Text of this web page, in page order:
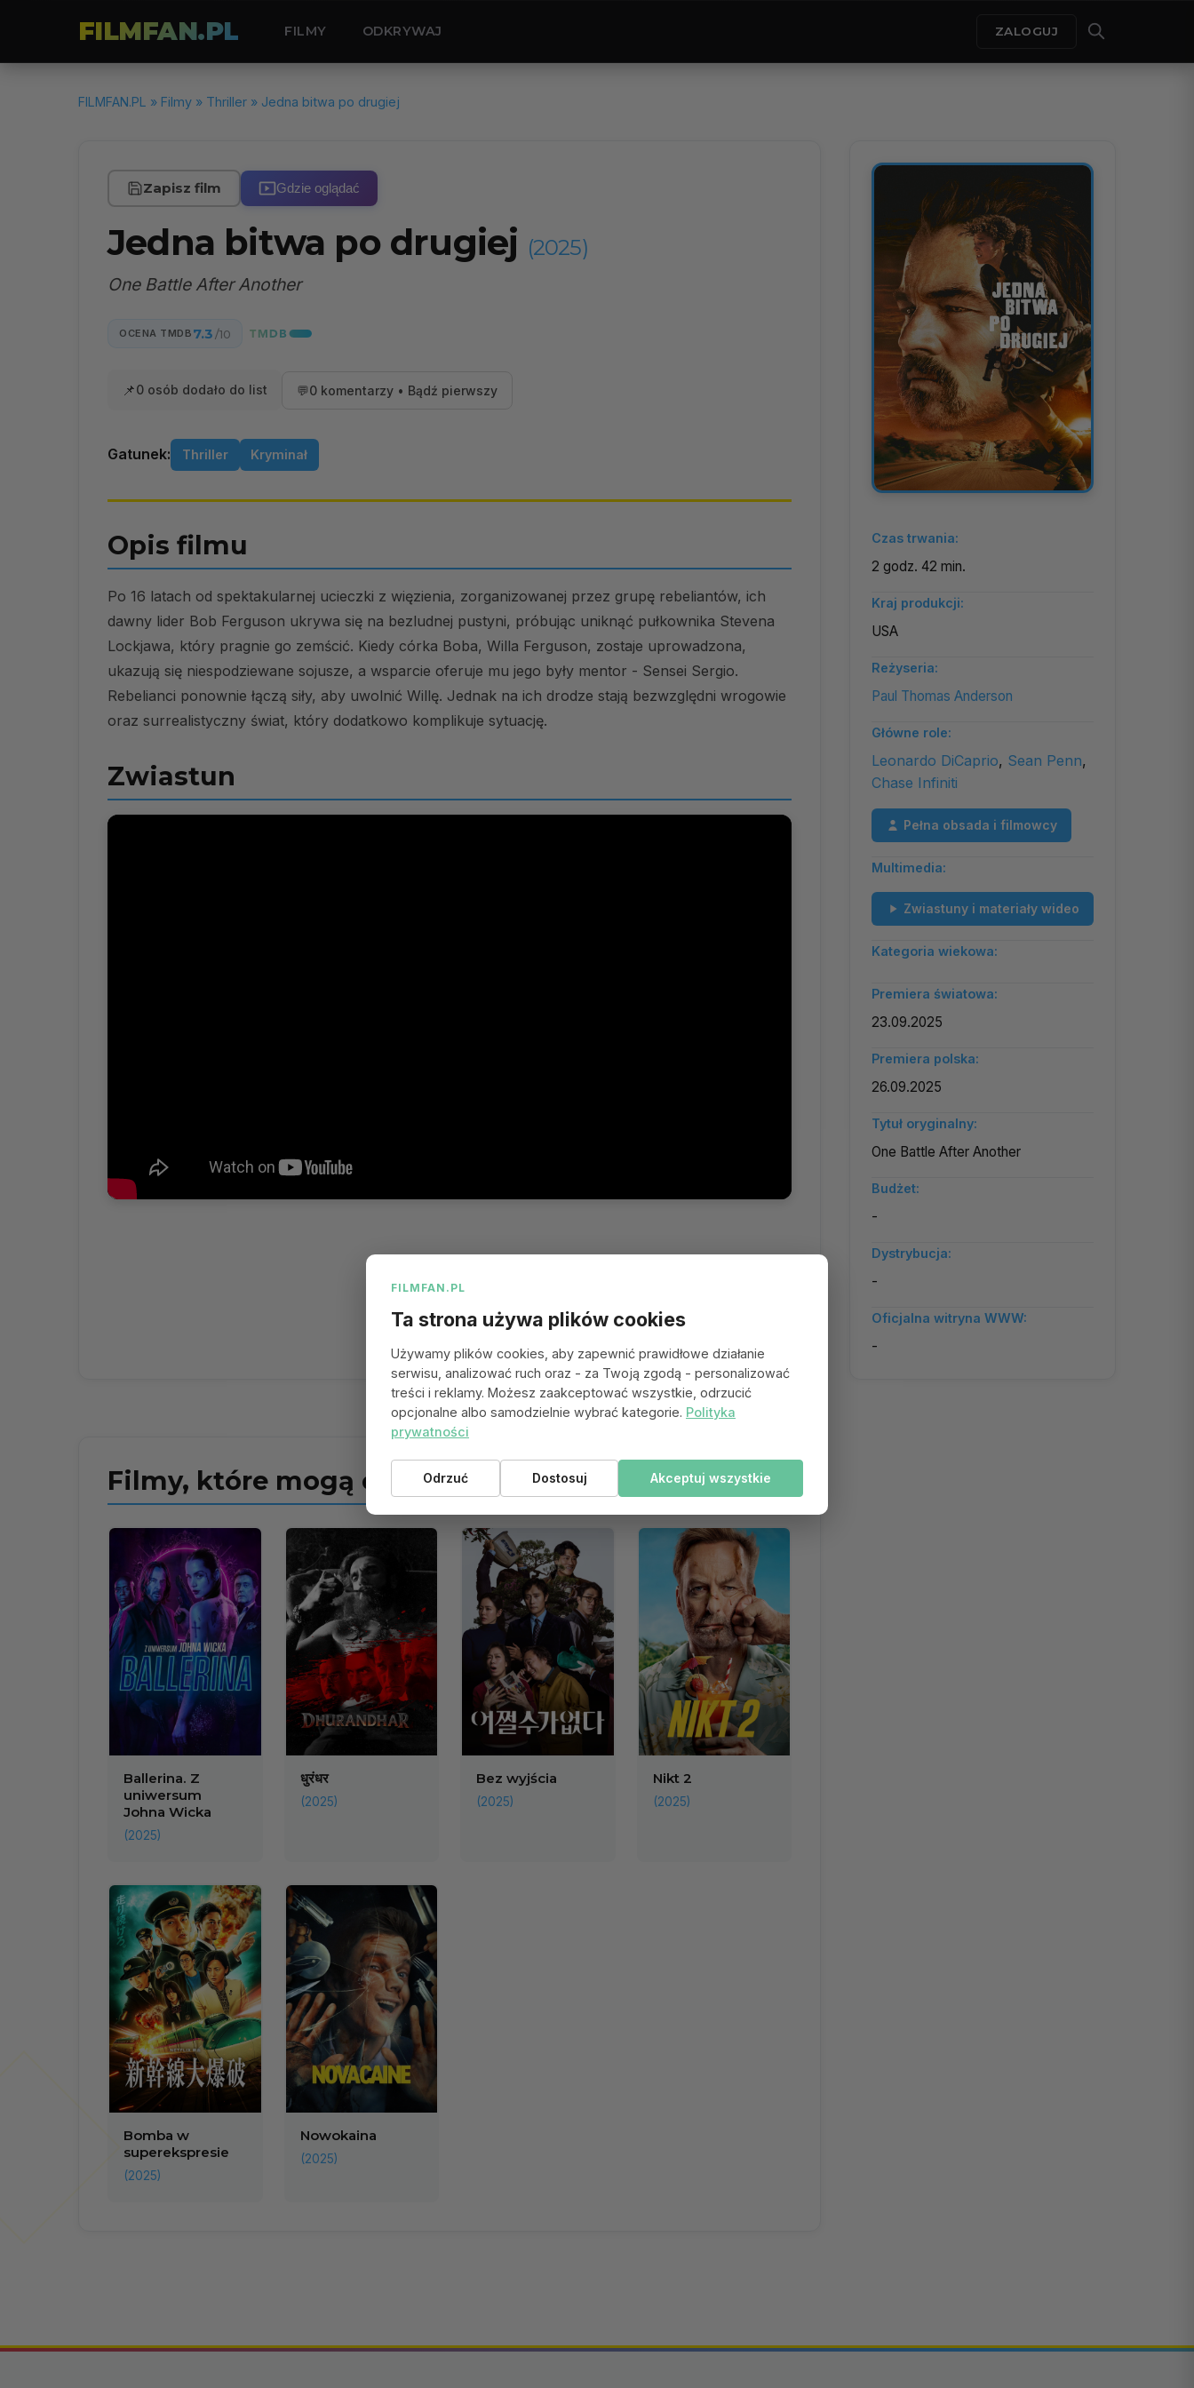
FILMFAN.PL FILMY ODKRYWAJ ZALOGUJ
FILMFAN.PL » Filmy » Thriller » Jedna bitwa po drugiej
Zapisz film Gdzie oglądać
Jedna bitwa po drugiej (2025)
One Battle After Another
OCENA TMDB 7.3 /10
📌0 osób dodało do list 💬0 komentarzy • Bądź pierwszy
Gatunek: Thriller Kryminał
Opis filmu
Po 16 latach od spektakularnej ucieczki z więzienia, zorganizowanej przez grupę rebeliantów, ich
dawny lider Bob Ferguson ukrywa się na bezludnej pustyni, próbując uniknąć pułkownika Stevena
Lockjawa, który pragnie go zemścić. Kiedy córka Boba, Willa Ferguson, zostaje uprowadzona,
ukazują się niespodziewane sojusze, a wsparcie oferuje mu jego były mentor - Sensei Sergio.
Rebelianci ponownie łączą siły, aby uwolnić Willę. Jednak na ich drodze stają bezwzględni wrogowie
oraz surrealistyczny świat, który dodatkowo komplikuje sytuację.
Zwiastun
Czas trwania:
2 godz. 42 min.
Kraj produkcji:
USA
Reżyseria:
Paul Thomas Anderson
Główne role:
Leonardo DiCaprio, Sean Penn,
Chase Infiniti
Pełna obsada i filmowcy
Multimedia:
Zwiastuny i materiały wideo
Kategoria wiekowa:
Premiera światowa:
23.09.2025
Premiera polska:
26.09.2025
Tytuł oryginalny:
One Battle After Another
Budżet:
-
Dystrybucja:
-
Oficjalna witryna WWW:
-
Filmy, które mogą ci się spodobać
Ballerina. Z
uniwersum
Johna Wicka
(2025)
धुरंधर
(2025)
Bez wyjścia
(2025)
Nikt 2
(2025)
Bomba w
superekspresie
(2025)
Nowokaina
(2025)
FILMFAN.PL
Ta strona używa plików cookies
Używamy plików cookies, aby zapewnić prawidłowe działanie
serwisu, analizować ruch oraz - za Twoją zgodą - personalizować
treści i reklamy. Możesz zaakceptować wszystkie, odrzucić
opcjonalne albo samodzielnie wybrać kategorie. Polityka
prywatności
Odrzuć Dostosuj Akceptuj wszystkie